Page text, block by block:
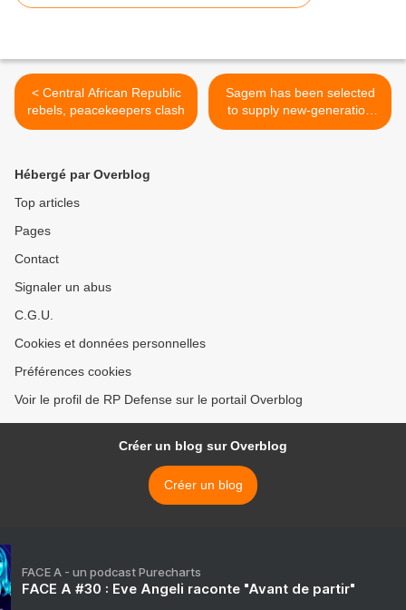
< Central African Republic
rebels, peacekeepers clash
Sagem has been selected
to supply new-generation
optronic masts for Royal
Hébergé par Overblog
Top articles
Pages
Contact
Signaler un abus
C.G.U.
Cookies et données personnelles
Préférences cookies
Voir le profil de RP Defense sur le portail Overblog
Créer un blog sur Overblog
Créer un blog
FACE A - un podcast Purecharts
FACE A #30 : Eve Angeli raconte "Avant de partir"